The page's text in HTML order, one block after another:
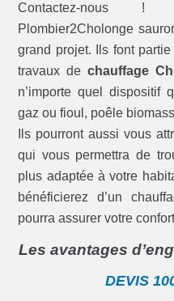
Contactez-nous
Plombier2Cholonge
grand projet. Ils font
travaux dechauffage
n’importe quel dispositif
gaz ou fioul, poêle
Ils pourront aussi vous
qui vous permettra de
plus adaptée à votre
bénéficierez d’un
pourra assurer votre
Les avantages
DEVIS